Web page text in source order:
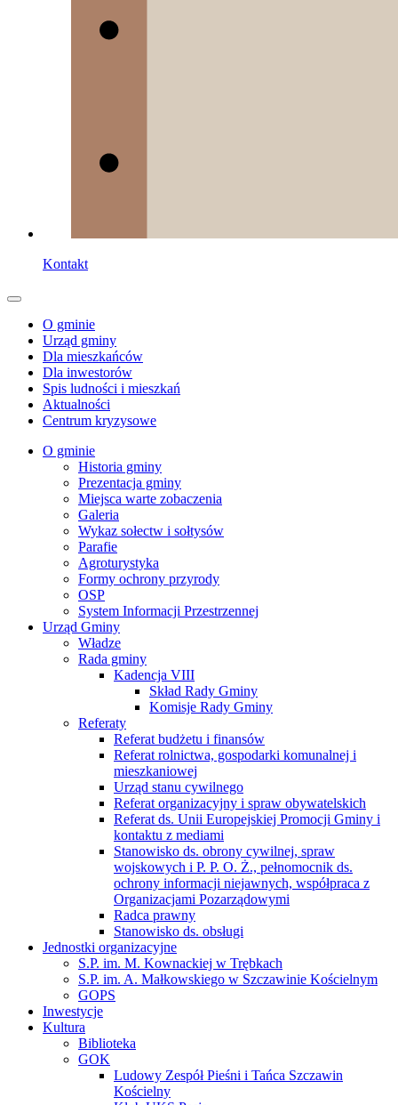
Kontakt
O gminie
Urząd gminy
Dla mieszkańców
Dla inwestorów
Spis ludności i mieszkań
Aktualności
Centrum kryzysowe
O gminie
Historia gminy
Prezentacja gminy
Miejsca warte zobaczenia
Galeria
Wykaz sołectw i sołtysów
Parafie
Agroturystyka
Formy ochrony przyrody
OSP
System Informacji Przestrzennej
Urząd Gminy
Władze
Rada gminy
Kadencja VIII
Skład Rady Gminy
Komisje Rady Gminy
Referaty
Referat budżetu i finansów
Referat rolnictwa, gospodarki komunalnej i
mieszkaniowej
Urząd stanu cywilnego
Referat organizacyjny i spraw obywatelskich
Referat ds. Unii Europejskiej Promocji Gminy i
kontaktu z mediami
Stanowisko ds. obrony cywilnej, spraw
wojskowych i P. P. O. Ż., pełnomocnik ds.
ochrony informacji niejawnych, współpraca z
Organizacjami Pozarządowymi
Radca prawny
Stanowisko ds. obsługi
Jednostki organizacyjne
S.P. im. M. Kownackiej w Trębkach
S.P. im. A. Małkowskiego w Szczawinie Kościelnym
GOPS
Inwestycje
Kultura
Biblioteka
GOK
Ludowy Zespół Pieśni i Tańca Szczawin
Kościelny